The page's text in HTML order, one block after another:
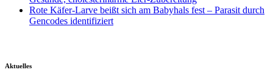
Rote Käfer-Larve beißt sich am Babyhals fest – Parasit durch
Gencodes identifiziert
Aktuelles